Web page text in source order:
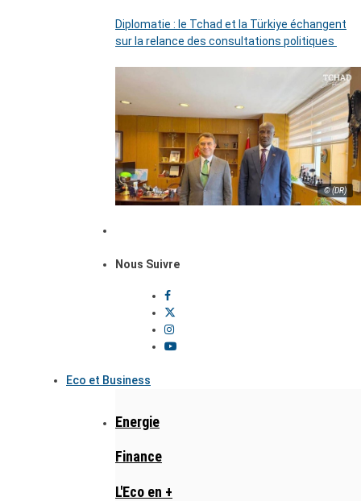
Diplomatie : le Tchad et la Türkiye échangent
sur la relance des consultations politiques
© (DR)
Nous Suivre
Eco et Business
Energie
Finance
L'Eco en +